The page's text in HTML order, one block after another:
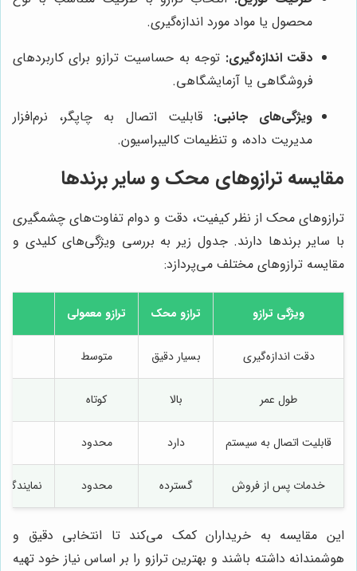
محصول یا مواد مورد اندازه‌گیری.
دقت اندازه‌گیری: توجه به حساسیت ترازو برای کاربردهای
فروشگاهی یا آزمایشگاهی.
ویژگی‌های جانبی: قابلیت اتصال به چاپگر، نرم‌افزار
مدیریت داده، و تنظیمات کالیبراسیون.
مقایسه ترازوهای محک و سایر برندها
ترازوهای محک از نظر کیفیت، دقت و دوام تفاوت‌های چشمگیری
با سایر برندها دارند. جدول زیر به بررسی ویژگی‌های کلیدی و
مقایسه ترازوهای مختلف می‌پردازد:
ویژگی ترازو ترازو محک ترازو معمولی
دقت اندازه‌گیری بسیار دقیق متوسط
طول عمر بالا کوتاه
قابلیت اتصال به سیستم دارد محدود
خدمات پس از فروش گسترده محدود
این مقایسه به خریداران کمک می‌کند تا انتخابی دقیق و
هوشمندانه داشته باشند و بهترین ترازو را بر اساس نیاز خود تهیه